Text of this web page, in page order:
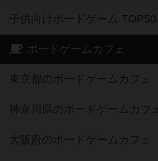
子供向けボードゲーム TOP50
ボードゲームカフェ
東京都のボードゲームカフェ
神奈川県のボードゲームカフ
大阪府のボードゲームカフェ